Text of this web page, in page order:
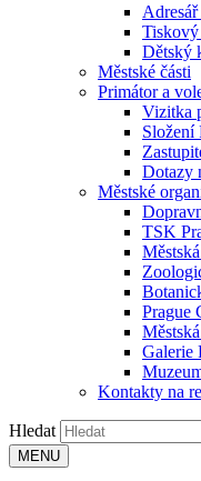
Adresář
Dětský
Městské části
Primátor a
Vizitka
Složení
Dotazy
Městské
TSK
Prague
Galerie
Kontakty na
Hledat
MENU